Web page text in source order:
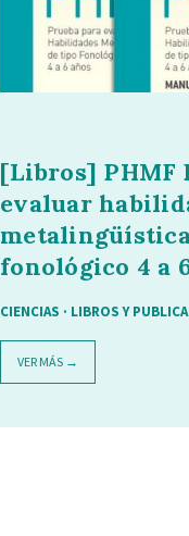
[Libros] PHMF
evaluar
fonológico 4 a
CIENCIAS · LIBROS Y
VER MÁS →